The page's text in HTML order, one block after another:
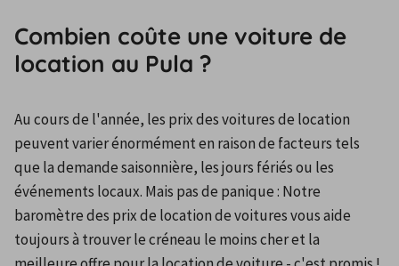
Combien coûte une voiture de
location au Pula ?
Au cours de l'année, les prix des voitures de location
peuvent varier énormément en raison de facteurs tels
que la demande saisonnière, les jours fériés ou les
événements locaux. Mais pas de panique : Notre
baromètre des prix de location de voitures vous aide
toujours à trouver le créneau le moins cher et la